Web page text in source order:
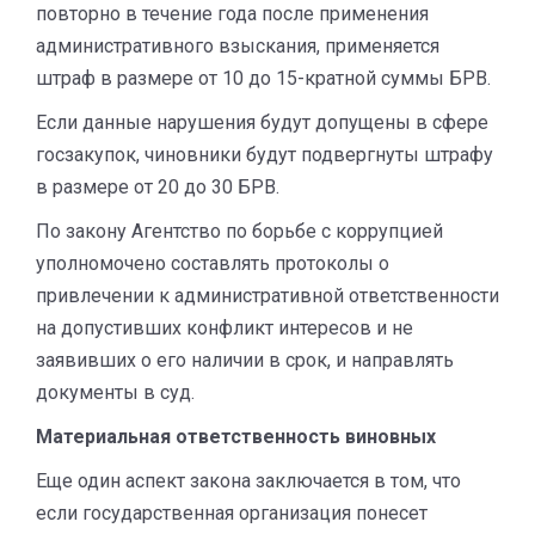
повторно в течение года после применения
административного взыскания, применяется
штраф в размере от 10 до 15-кратной суммы БРВ.
Если данные нарушения будут допущены в сфере
госзакупок, чиновники будут подвергнуты штрафу
в размере от 20 до 30 БРВ.
По закону Агентство по борьбе с коррупцией
уполномочено составлять протоколы о
привлечении к административной ответственности
на допустивших конфликт интересов и не
заявивших о его наличии в срок, и направлять
документы в суд.
Материальная ответственность виновных
Еще один аспект закона заключается в том, что
если государственная организация понесет